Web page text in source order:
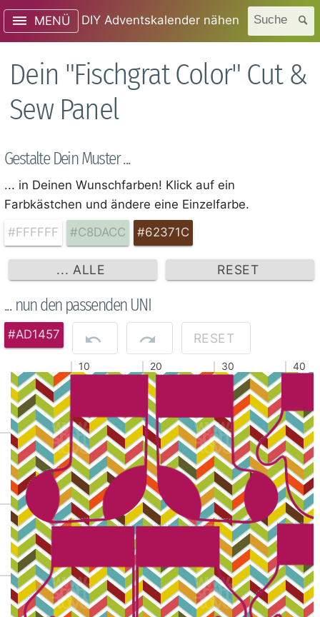
MENÜ DIY Adventskalender nähen Suche
Dein "Fischgrat Color" Cut &
Sew Panel
Gestalte Dein Muster ...
... in Deinen Wunschfarben! Klick auf ein
Farbkästchen und ändere eine Einzelfarbe.
#FFFFFF
#C8DACC #62371C
... ALLE RESET
... nun den passenden UNI
#AD1457 RESET